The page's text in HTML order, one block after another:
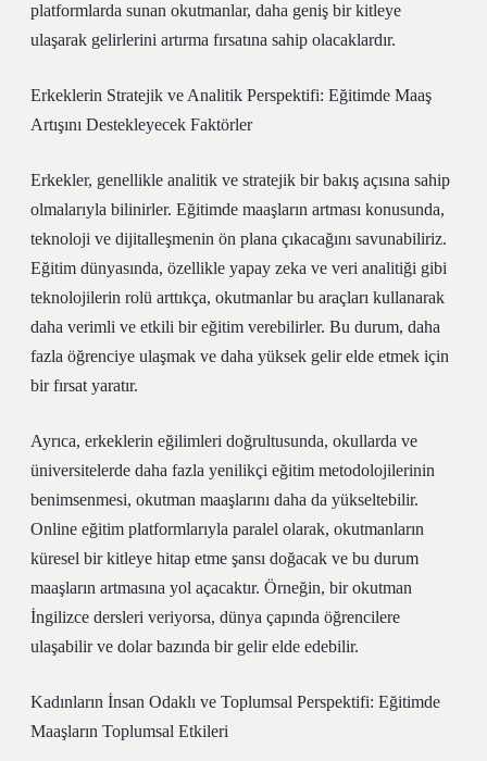
platformlarda sunan okutmanlar, daha geniş bir kitleye
ulaşarak gelirlerini artırma fırsatına sahip olacaklardır.
Erkeklerin Stratejik ve Analitik Perspektifi: Eğitimde Maaş
Artışını Destekleyecek Faktörler
Erkekler, genellikle analitik ve stratejik bir bakış açısına sahip
olmalarıyla bilinirler. Eğitimde maaşların artması konusunda,
teknoloji ve dijitalleşmenin ön plana çıkacağını savunabiliriz.
Eğitim dünyasında, özellikle yapay zeka ve veri analitiği gibi
teknolojilerin rolü arttıkça, okutmanlar bu araçları kullanarak
daha verimli ve etkili bir eğitim verebilirler. Bu durum, daha
fazla öğrenciye ulaşmak ve daha yüksek gelir elde etmek için
bir fırsat yaratır.
Ayrıca, erkeklerin eğilimleri doğrultusunda, okullarda ve
üniversitelerde daha fazla yenilikçi eğitim metodolojilerinin
benimsenmesi, okutman maaşlarını daha da yükseltebilir.
Online eğitim platformlarıyla paralel olarak, okutmanların
küresel bir kitleye hitap etme şansı doğacak ve bu durum
maaşların artmasına yol açacaktır. Örneğin, bir okutman
İngilizce dersleri veriyorsa, dünya çapında öğrencilere
ulaşabilir ve dolar bazında bir gelir elde edebilir.
Kadınların İnsan Odaklı ve Toplumsal Perspektifi: Eğitimde
Maaşların Toplumsal Etkileri